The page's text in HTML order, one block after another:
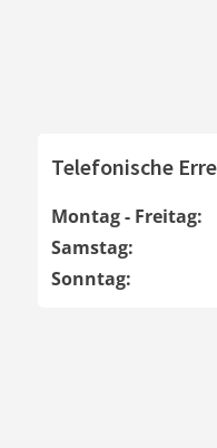
Telefonische
Montag - Freitag:
Samstag:
Sonntag: